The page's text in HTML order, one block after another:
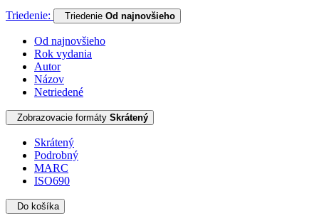
Triedenie: Triedenie Od najnovšieho
Od najnovšieho
Rok vydania
Autor
Názov
Netriedené
Zobrazovacie formáty Skrátený
Skrátený
Podrobný
MARC
ISO690
Do košíka